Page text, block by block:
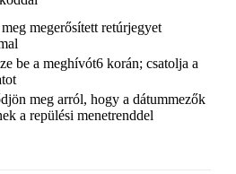
megerősített retúrjegyet
be a meghívót6 korán; csatolja a
meg arról, hogy a dátummezők
a repülési menetrenddel